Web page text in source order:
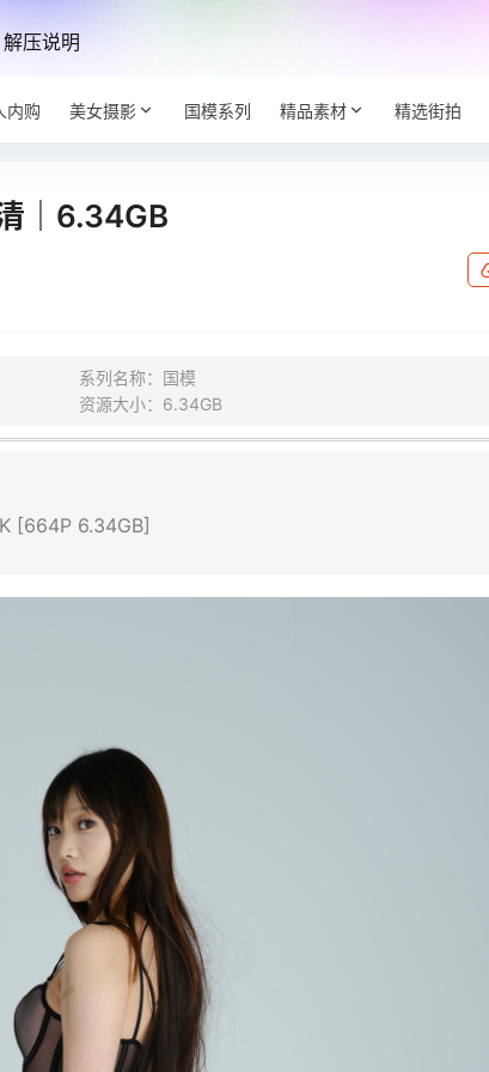
解压说明
内购 美女摄影 国模系列 精品素材 精选街拍
｜6.34GB
系列名称：国模
资源大小：6.34GB
[664P 6.34GB]